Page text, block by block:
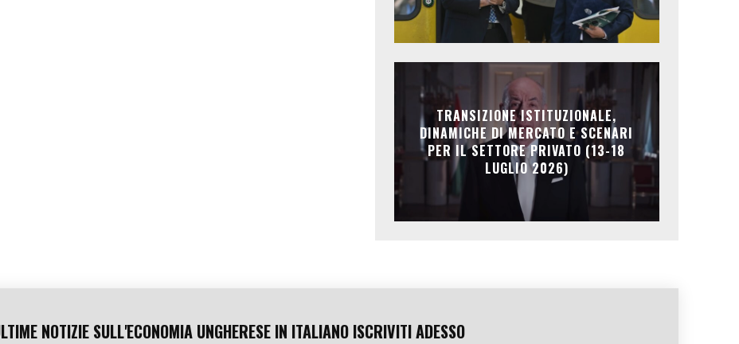
TRANSIZIONE ISTITUZIONALE,
DINAMICHE DI MERCATO E SCENARI
PER IL SETTORE PRIVATO (13-18
LUGLIO 2026)
NOTIZIE SULL'ECONOMIA UNGHERESE IN ITALIANO ISCRIVITI ADESSO